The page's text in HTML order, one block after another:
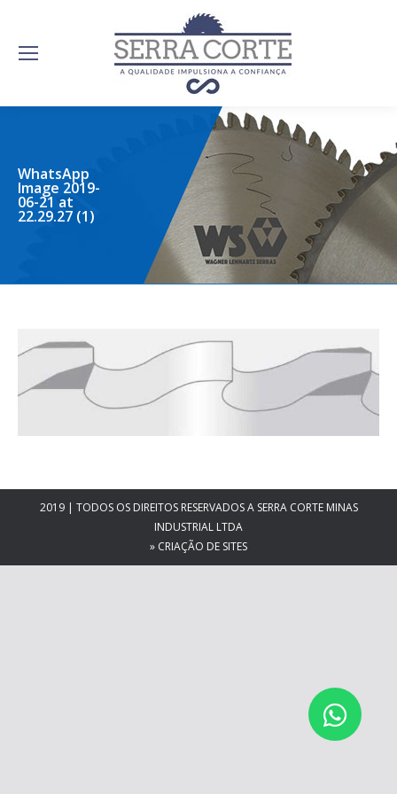
WhatsApp
Image 2019-
06-21 at
22.29.27 (1)
2019 | TODOS OS DIREITOS RESERVADOS A SERRA CORTE MINAS
INDUSTRIAL LTDA
» CRIAÇÃO DE SITES